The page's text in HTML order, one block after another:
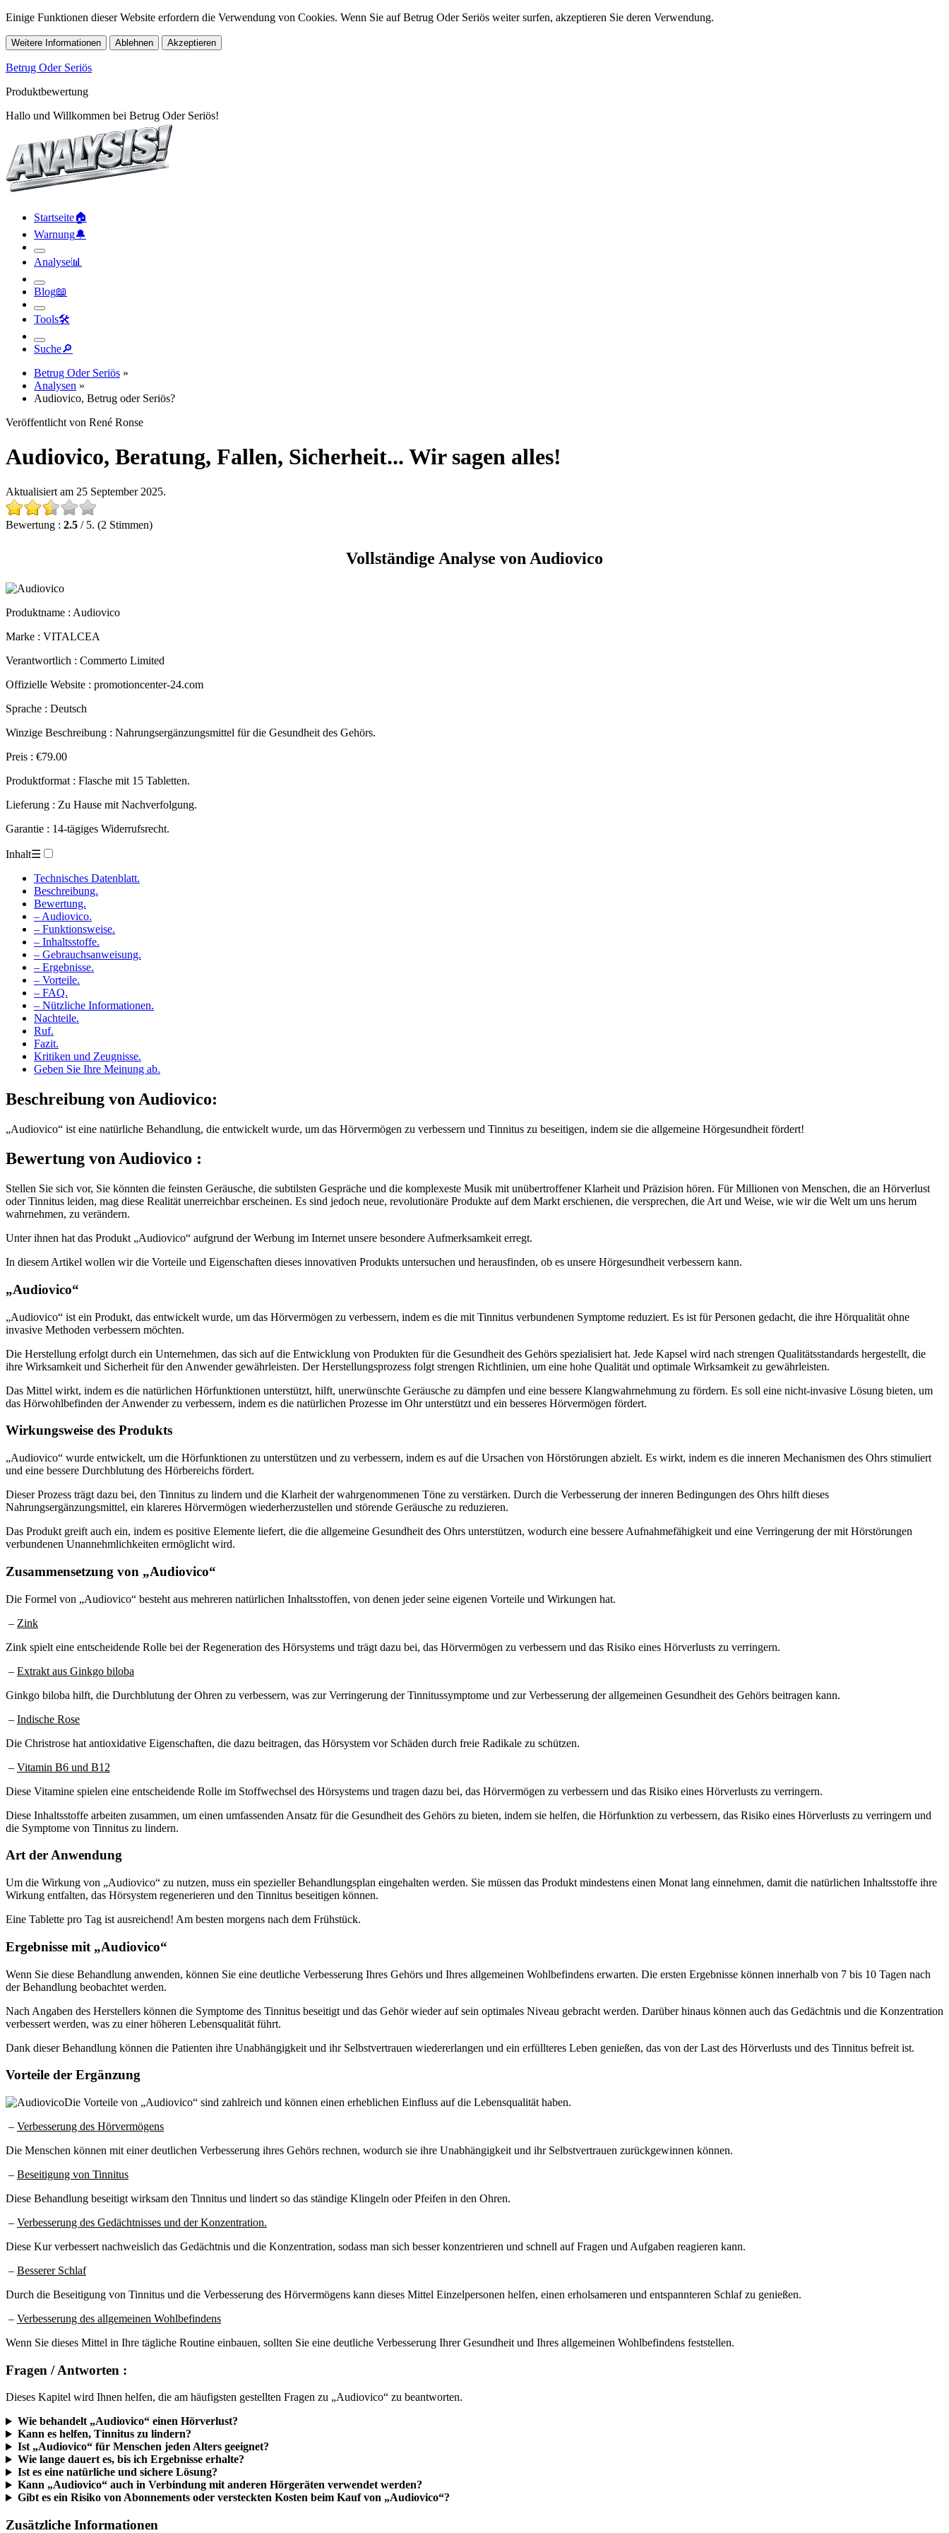
Einige Funktionen dieser Website erfordern die Verwendung von Cookies. Wenn Sie auf Betrug Oder Seriös weiter surfen, akzeptieren Sie deren Verwendung.
Weitere Informationen Ablehnen Akzeptieren
Betrug Oder Seriös
Produktbewertung
Hallo und Willkommen bei Betrug Oder Seriös!
Startseite🏠︎
Warnung🔔︎
Analyse📊︎
Blog📖︎
Tools🛠︎
Suche🔎︎
Betrug Oder Seriös »
Analysen »
Audiovico, Betrug oder Seriös?
Veröffentlicht von René Ronse
Audiovico, Beratung, Fallen, Sicherheit... Wir sagen alles!
Aktualisiert am 25 September 2025.
Bewertung : 2.5 / 5. (2 Stimmen)
Vollständige Analyse von Audiovico
Produktname : Audiovico
Marke : VITALCEA
Verantwortlich : Commerto Limited
Offizielle Website : promotioncenter-24.com
Sprache : Deutsch
Winzige Beschreibung : Nahrungsergänzungsmittel für die Gesundheit des Gehörs.
Preis : €79.00
Produktformat : Flasche mit 15 Tabletten.
Lieferung : Zu Hause mit Nachverfolgung.
Garantie : 14-tägiges Widerrufsrecht.
Inhalt☰
Technisches Datenblatt.
Beschreibung.
Bewertung.
– Audiovico.
– Funktionsweise.
– Inhaltsstoffe.
– Gebrauchsanweisung.
– Ergebnisse.
– Vorteile.
– FAQ.
– Nützliche Informationen.
Nachteile.
Ruf.
Fazit.
Kritiken und Zeugnisse.
Geben Sie Ihre Meinung ab.
Beschreibung von Audiovico:
„Audiovico“ ist eine natürliche Behandlung, die entwickelt wurde, um das Hörvermögen zu verbessern und Tinnitus zu beseitigen, indem sie die allgemeine Hörgesundheit fördert!
Bewertung vonAudiovico :
Stellen Sie sich vor, Sie könnten die feinsten Geräusche, die subtilsten Gespräche und die komplexeste Musik mit unübertroffener Klarheit und Präzision hören. Für Millionen von Menschen, die an Hörverlust
oder Tinnitus leiden, mag diese Realität unerreichbar erscheinen. Es sind jedoch neue, revolutionäre Produkte auf dem Markt erschienen, die versprechen, die Art und Weise, wie wir die Welt um uns herum
wahrnehmen, zu verändern.
Unter ihnen hat das Produkt „Audiovico“ aufgrund der Werbung im Internet unsere besondere Aufmerksamkeit erregt.
In diesem Artikel wollen wir die Vorteile und Eigenschaften dieses innovativen Produkts untersuchen und herausfinden, ob es unsere Hörgesundheit verbessern kann.
„Audiovico“
„Audiovico“ ist ein Produkt, das entwickelt wurde, um das Hörvermögen zu verbessern, indem es die mit Tinnitus verbundenen Symptome reduziert. Es ist für Personen gedacht, die ihre Hörqualität ohne
invasive Methoden verbessern möchten.
Die Herstellung erfolgt durch ein Unternehmen, das sich auf die Entwicklung von Produkten für die Gesundheit des Gehörs spezialisiert hat. Jede Kapsel wird nach strengen Qualitätsstandards hergestellt, die
ihre Wirksamkeit und Sicherheit für den Anwender gewährleisten. Der Herstellungsprozess folgt strengen Richtlinien, um eine hohe Qualität und optimale Wirksamkeit zu gewährleisten.
Das Mittel wirkt, indem es die natürlichen Hörfunktionen unterstützt, hilft, unerwünschte Geräusche zu dämpfen und eine bessere Klangwahrnehmung zu fördern. Es soll eine nicht-invasive Lösung bieten, um
das Hörwohlbefinden der Anwender zu verbessern, indem es die natürlichen Prozesse im Ohr unterstützt und ein besseres Hörvermögen fördert.
Wirkungsweise des Produkts
„Audiovico“ wurde entwickelt, um die Hörfunktionen zu unterstützen und zu verbessern, indem es auf die Ursachen von Hörstörungen abzielt. Es wirkt, indem es die inneren Mechanismen des Ohrs stimuliert
und eine bessere Durchblutung des Hörbereichs fördert.
Dieser Prozess trägt dazu bei, den Tinnitus zu lindern und die Klarheit der wahrgenommenen Töne zu verstärken. Durch die Verbesserung der inneren Bedingungen des Ohrs hilft dieses
Nahrungsergänzungsmittel, ein klareres Hörvermögen wiederherzustellen und störende Geräusche zu reduzieren.
Das Produkt greift auch ein, indem es positive Elemente liefert, die die allgemeine Gesundheit des Ohrs unterstützen, wodurch eine bessere Aufnahmefähigkeit und eine Verringerung der mit Hörstörungen
verbundenen Unannehmlichkeiten ermöglicht wird.
Zusammensetzung von „Audiovico“
Die Formel von „Audiovico“ besteht aus mehreren natürlichen Inhaltsstoffen, von denen jeder seine eigenen Vorteile und Wirkungen hat.
– Zink
Zink spielt eine entscheidende Rolle bei der Regeneration des Hörsystems und trägt dazu bei, das Hörvermögen zu verbessern und das Risiko eines Hörverlusts zu verringern.
– Extrakt aus Ginkgo biloba
Ginkgo biloba hilft, die Durchblutung der Ohren zu verbessern, was zur Verringerung der Tinnitussymptome und zur Verbesserung der allgemeinen Gesundheit des Gehörs beitragen kann.
– Indische Rose
Die Christrose hat antioxidative Eigenschaften, die dazu beitragen, das Hörsystem vor Schäden durch freie Radikale zu schützen.
– Vitamin B6 und B12
Diese Vitamine spielen eine entscheidende Rolle im Stoffwechsel des Hörsystems und tragen dazu bei, das Hörvermögen zu verbessern und das Risiko eines Hörverlusts zu verringern.
Diese Inhaltsstoffe arbeiten zusammen, um einen umfassenden Ansatz für die Gesundheit des Gehörs zu bieten, indem sie helfen, die Hörfunktion zu verbessern, das Risiko eines Hörverlusts zu verringern und
die Symptome von Tinnitus zu lindern.
Art der Anwendung
Um die Wirkung von „Audiovico“ zu nutzen, muss ein spezieller Behandlungsplan eingehalten werden. Sie müssen das Produkt mindestens einen Monat lang einnehmen, damit die natürlichen Inhaltsstoffe ihre
Wirkung entfalten, das Hörsystem regenerieren und den Tinnitus beseitigen können.
Eine Tablette pro Tag ist ausreichend! Am besten morgens nach dem Frühstück.
Ergebnisse mit „Audiovico“
Wenn Sie diese Behandlung anwenden, können Sie eine deutliche Verbesserung Ihres Gehörs und Ihres allgemeinen Wohlbefindens erwarten. Die ersten Ergebnisse können innerhalb von 7 bis 10 Tagen nach
der Behandlung beobachtet werden.
Nach Angaben des Herstellers können die Symptome des Tinnitus beseitigt und das Gehör wieder auf sein optimales Niveau gebracht werden. Darüber hinaus können auch das Gedächtnis und die Konzentration
verbessert werden, was zu einer höheren Lebensqualität führt.
Dank dieser Behandlung können die Patienten ihre Unabhängigkeit und ihr Selbstvertrauen wiedererlangen und ein erfüllteres Leben genießen, das von der Last des Hörverlusts und des Tinnitus befreit ist.
Vorteile der Ergänzung
Die Vorteile von „Audiovico“ sind zahlreich und können einen erheblichen Einfluss auf die Lebensqualität haben.
– Verbesserung des Hörvermögens
Die Menschen können mit einer deutlichen Verbesserung ihres Gehörs rechnen, wodurch sie ihre Unabhängigkeit und ihr Selbstvertrauen zurückgewinnen können.
– Beseitigung von Tinnitus
Diese Behandlung beseitigt wirksam den Tinnitus und lindert so das ständige Klingeln oder Pfeifen in den Ohren.
– Verbesserung des Gedächtnisses und der Konzentration.
Diese Kur verbessert nachweislich das Gedächtnis und die Konzentration, sodass man sich besser konzentrieren und schnell auf Fragen und Aufgaben reagieren kann.
– Besserer Schlaf
Durch die Beseitigung von Tinnitus und die Verbesserung des Hörvermögens kann dieses Mittel Einzelpersonen helfen, einen erholsameren und entspannteren Schlaf zu genießen.
– Verbesserung des allgemeinen Wohlbefindens
Wenn Sie dieses Mittel in Ihre tägliche Routine einbauen, sollten Sie eine deutliche Verbesserung Ihrer Gesundheit und Ihres allgemeinen Wohlbefindens feststellen.
Fragen / Antworten :
Dieses Kapitel wird Ihnen helfen, die am häufigsten gestellten Fragen zu „Audiovico“ zu beantworten.
Wie behandelt „Audiovico“ einen Hörverlust?
Kann es helfen, Tinnitus zu lindern?
Ist „Audiovico“ für Menschen jeden Alters geeignet?
Wie lange dauert es, bis ich Ergebnisse erhalte?
Ist es eine natürliche und sichere Lösung?
Kann „Audiovico“ auch in Verbindung mit anderen Hörgeräten verwendet werden?
Gibt es ein Risiko von Abonnements oder versteckten Kosten beim Kauf von „Audiovico“?
Zusätzliche Informationen